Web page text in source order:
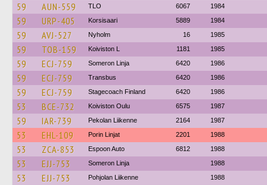
59 AUN-559 TLO 6067 1984
59 URP-405 Korsisaari 5889 1984
59 AVJ-527 Nyholm 16 1985
59 TOB-159 Koiviston L 1181 1985
59 ECJ-759 Someron Linja 6420 1986
59 ECJ-759 Transbus 6420 1986
59 ECJ-759 Stagecoach Finland 6420 1986
53 BCE-732 Koiviston Oulu 6575 1987
59 IAR-739 Pekolan Liikenne 2164 1987
53 EHL-109 Porin Linjat 2201 1988
53 ZCA-853 Espoon Auto 6812 1988
53 EJJ-753 Someron Linja 1988
53 EJJ-753 Pohjolan Liikenne 1988